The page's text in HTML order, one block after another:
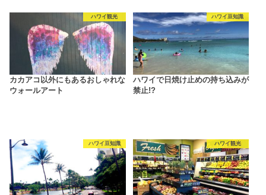
ハワイ観光
カカアコ以外にもあるおしゃれな
ウォールアート
ハワイ豆知識
ハワイで日焼け止めの持ち込みが
禁止!?
ハワイ豆知識 ハワイ観光